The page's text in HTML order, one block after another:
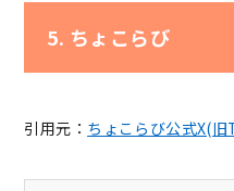
5. ちょこらび
引用元： ちょこらび公式X(